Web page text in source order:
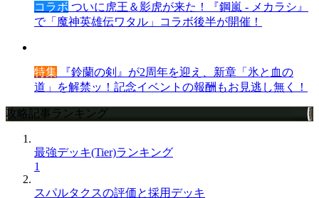
コラボ ついに虎王＆影虎が来た！『鋼嵐 - メカラシ』
で「魔神英雄伝ワタル」コラボ後半が開催！
特集 『鈴蘭の剣』が2周年を迎え、新章「氷と血の
道」を解禁ッ！記念イベントの報酬もお見逃し無く！
攻略記事ランキング
最強デッキ(Tier)ランキング
1
スパルタクスの評価と採用デッキ